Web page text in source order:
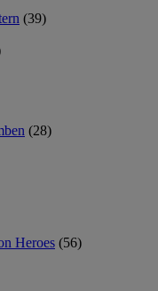
(39)
(28)
Heroes (56)